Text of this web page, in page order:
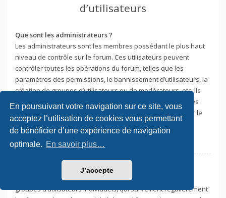
En poursuivant votre navigation sur ce site, vous
acceptez l’utilisation de cookies vous permettant
de bénéficier d’une expérience de navigation
optimale. En savoir plus…
J’accepte
d’utilisateurs
Que sont les administrateurs ?
Les administrateurs sont les membres possédant le plus haut
niveau de contrôle sur le forum. Ces utilisateurs peuvent
contrôler toutes les opérations du forum, telles que les
paramètres des permissions, le bannissement d’utilisateurs, la
création de groupes d’utilisateurs ou de modérateurs, etc. Ils
peuvent également être habilités à modérer l’ensemble des
forums. Tout ceci dépend de la configuration effectuée par le
fondateur du forum.
Haut
Que sont les modérateurs ?
Les modérateurs sont des utilisateurs individuels (ou des
groupes d’utilisateurs individuels) qui surveillent régulièrement